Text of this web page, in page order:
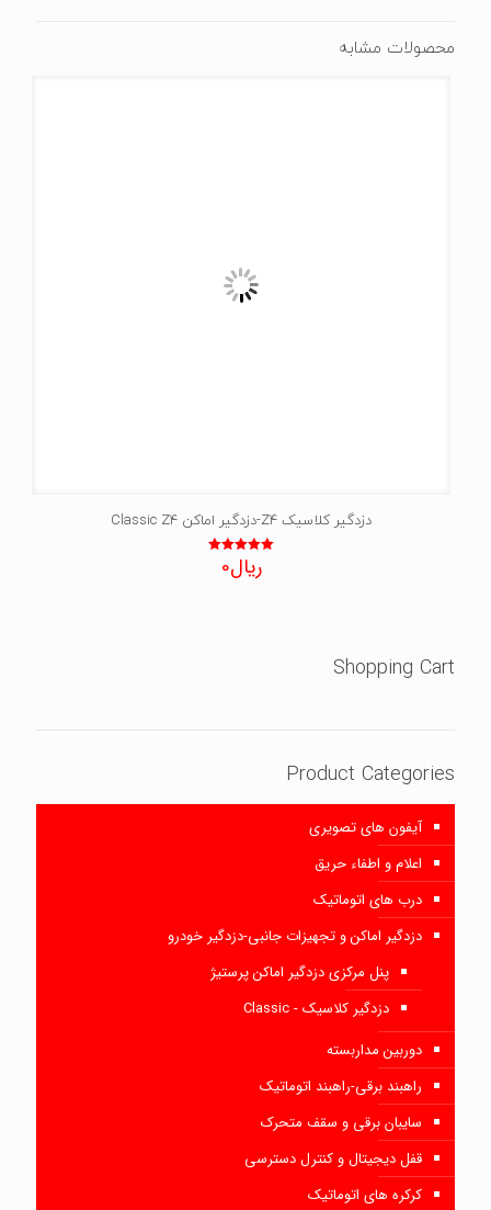
محصولات مشابه
دزدگیر کلاسیک Z4-دزدگیر اماکن Classic Z4
نمره
5.00
ریال0
Shopping Cart
Product Categories
آیفون های تصویری
اعلام و اطفاء حریق
درب های اتوماتیک
دزدگیر اماکن و تجهیزات جانبی-دزدگیر خودرو
پنل مرکزی دزدگیر اماکن پرستیژ
دزدگیر کلاسیک - Classic
دوربین مداربسته
راهبند برقی-راهبند اتوماتیک
سایبان برقی و سقف متحرک
قفل دیجیتال و کنترل دسترسی
کرکره های اتوماتیک